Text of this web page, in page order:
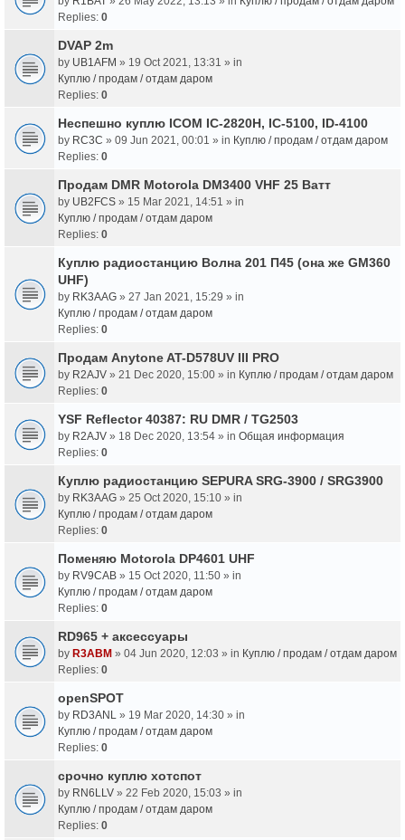
Replies: 0
DVAP 2m
by UB1AFM » 19 Oct 2021, 13:31 » in
Куплю / продам / отдам даром
Replies: 0
Неспешно куплю ICOM IC-2820H, IC-5100, ID-4100
by RC3C » 09 Jun 2021, 00:01 » in Куплю / продам / отдам даром
Replies: 0
Продам DMR Motorola DM3400 VHF 25 Ватт
by UB2FCS » 15 Mar 2021, 14:51 » in
Куплю / продам / отдам даром
Replies: 0
Куплю радиостанцию Волна 201 П45 (она же GM360
UHF)
by RK3AAG » 27 Jan 2021, 15:29 » in
Куплю / продам / отдам даром
Replies: 0
Продам Anytone AT-D578UV III PRO
by R2AJV » 21 Dec 2020, 15:00 » in Куплю / продам / отдам даром
Replies: 0
YSF Reflector 40387: RU DMR / TG2503
by R2AJV » 18 Dec 2020, 13:54 » in Общая информация
Replies: 0
Куплю радиостанцию SEPURA SRG-3900 / SRG3900
by RK3AAG » 25 Oct 2020, 15:10 » in
Куплю / продам / отдам даром
Replies: 0
Поменяю Motorola DP4601 UHF
by RV9CAB » 15 Oct 2020, 11:50 » in
Куплю / продам / отдам даром
Replies: 0
RD965 + аксессуары
by R3ABM » 04 Jun 2020, 12:03 » in Куплю / продам / отдам даром
Replies: 0
openSPOT
by RD3ANL » 19 Mar 2020, 14:30 » in
Куплю / продам / отдам даром
Replies: 0
срочно куплю хотспот
by RN6LLV » 22 Feb 2020, 15:03 » in
Куплю / продам / отдам даром
Replies: 0